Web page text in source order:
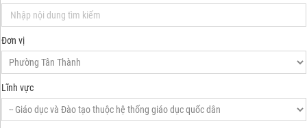
Đơn vị
Lĩnh vực